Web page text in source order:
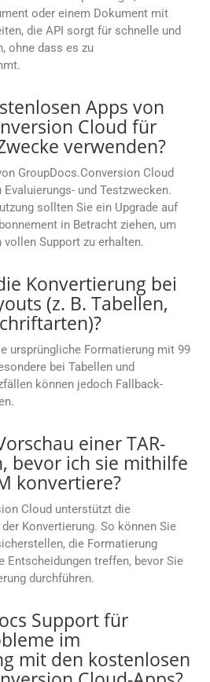
oder einem Dokument mit
die API sorgt für schnelle und
ohne dass es zu
Apps von
Cloud für
verwenden?
GroupDocs.Conversion Cloud
und Testzwecken.
sollten Sie ein Upgrade auf
in Betracht ziehen, um
Support zu erhalten.
Konvertierung bei
(z. B. Tabellen,
ursprüngliche Formatierung mit 99
bei Tabellen und
können jedoch Fallback-
einer TAR-
bevor ich sie mithilfe
konvertiere?
Cloud unterstützt die
Konvertierung. So können Sie
die Formatierung
Entscheidungen treffen, bevor Sie
durchführen.
Support für
im
mit den kostenlosen